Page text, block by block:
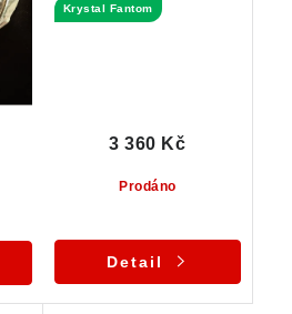
Krystal Fantom
Prodáno
3 360 Kč
Detail